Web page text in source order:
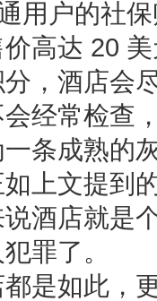
用户的社
高达 20
，酒店会
经常检查
条成熟的
上文提到
酒店就是
罪了。
是如此，